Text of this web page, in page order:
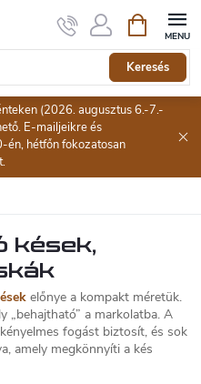
Keresés
(2026. augusztus 6.-7.-
E-mailjeikre és
hétfőn fokozatosan
kések,
előnye a kompakt méretük.
„behajtható” a markolatba. A
fogást biztosít, és sok
amely megkönnyíti a kés